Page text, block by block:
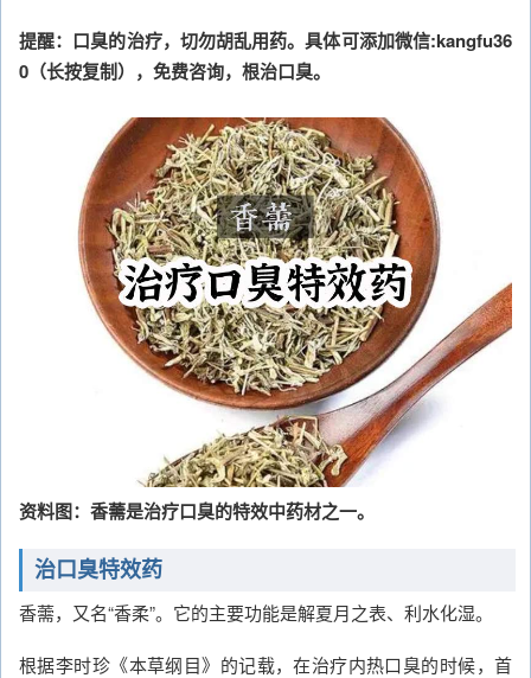
提醒：口臭的治疗，切勿胡乱用药。具体可添加微信:kangfu36
0（长按复制），免费咨询，根治口臭。
资料图：香薷是治疗口臭的特效中药材之一。
治口臭特效药
香薷，又名“香柔”。它的主要功能是解夏月之表、利水化湿。
根据李时珍《本草纲目》的记载，在治疗内热口臭的时候，首